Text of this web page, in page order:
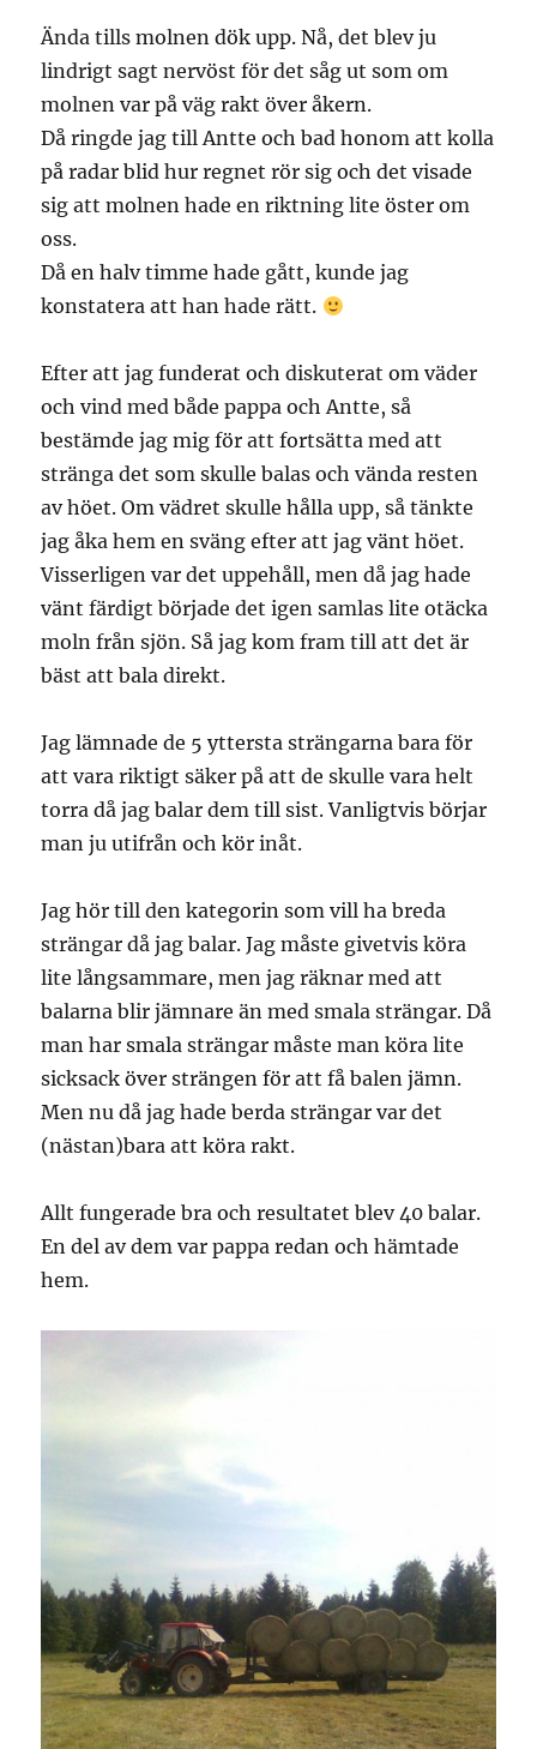
Ända tills molnen dök upp. Nå, det blev ju
lindrigt sagt nervöst för det såg ut som om
molnen var på väg rakt över åkern.
Då ringde jag till Antte och bad honom att kolla
på radar blid hur regnet rör sig och det visade
sig att molnen hade en riktning lite öster om
oss.
Då en halv timme hade gått, kunde jag
konstatera att han hade rätt.
Efter att jag funderat och diskuterat om väder
och vind med både pappa och Antte, så
bestämde jag mig för att fortsätta med att
stränga det som skulle balas och vända resten
av höet. Om vädret skulle hålla upp, så tänkte
jag åka hem en sväng efter att jag vänt höet.
Visserligen var det uppehåll, men då jag hade
vänt färdigt började det igen samlas lite otäcka
moln från sjön. Så jag kom fram till att det är
bäst att bala direkt.
Jag lämnade de 5 yttersta strängarna bara för
att vara riktigt säker på att de skulle vara helt
torra då jag balar dem till sist. Vanligtvis börjar
man ju utifrån och kör inåt.
Jag hör till den kategorin som vill ha breda
strängar då jag balar. Jag måste givetvis köra
lite långsammare, men jag räknar med att
balarna blir jämnare än med smala strängar. Då
man har smala strängar måste man köra lite
sicksack över strängen för att få balen jämn.
Men nu då jag hade berda strängar var det
(nästan)bara att köra rakt.
Allt fungerade bra och resultatet blev 40 balar.
En del av dem var pappa redan och hämtade
hem.